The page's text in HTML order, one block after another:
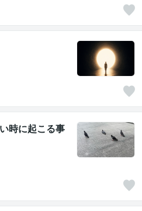
時に起こる事